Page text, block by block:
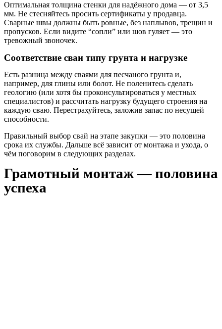
Оптимальная толщина стенки для надёжного дома — от 3,5
мм. Не стесняйтесь просить сертификаты у продавца.
Сварные швы должны быть ровные, без наплывов, трещин и
пропусков. Если видите “сопли” или шов гуляет — это
тревожный звоночек.
Соответствие сваи типу грунта и нагрузке
Есть разница между сваями для песчаного грунта и,
например, для глины или болот. Не поленитесь сделать
геологию (или хотя бы проконсультироваться у местных
специалистов) и рассчитать нагрузку будущего строения на
каждую сваю. Перестрахуйтесь, заложив запас по несущей
способности.
Правильный выбор свай на этапе закупки — это половина
срока их службы. Дальше всё зависит от монтажа и ухода, о
чём поговорим в следующих разделах.
Грамотный монтаж — половина
успеха